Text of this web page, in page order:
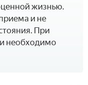
жизнью.
и не
При
необходимо